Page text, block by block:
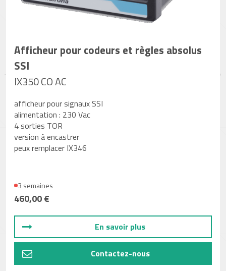
Afficheur pour codeurs et règles absolus
SSI
IX350 CO AC
afficheur pour signaux SSI
alimentation : 230 Vac
4 sorties TOR
version à encastrer
peux remplacer IX346
3 semaines
460,00 €
En savoir plus
Contactez-nous